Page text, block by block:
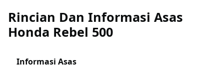
Rincian Dan Informasi Asas
Honda Rebel 500
Informasi Asas